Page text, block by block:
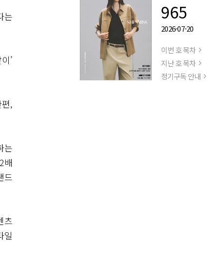
는
’
,
는
배
드
츠
965
2026-07-20
이번 호 목차
지난 호 목차
정기구독 안내